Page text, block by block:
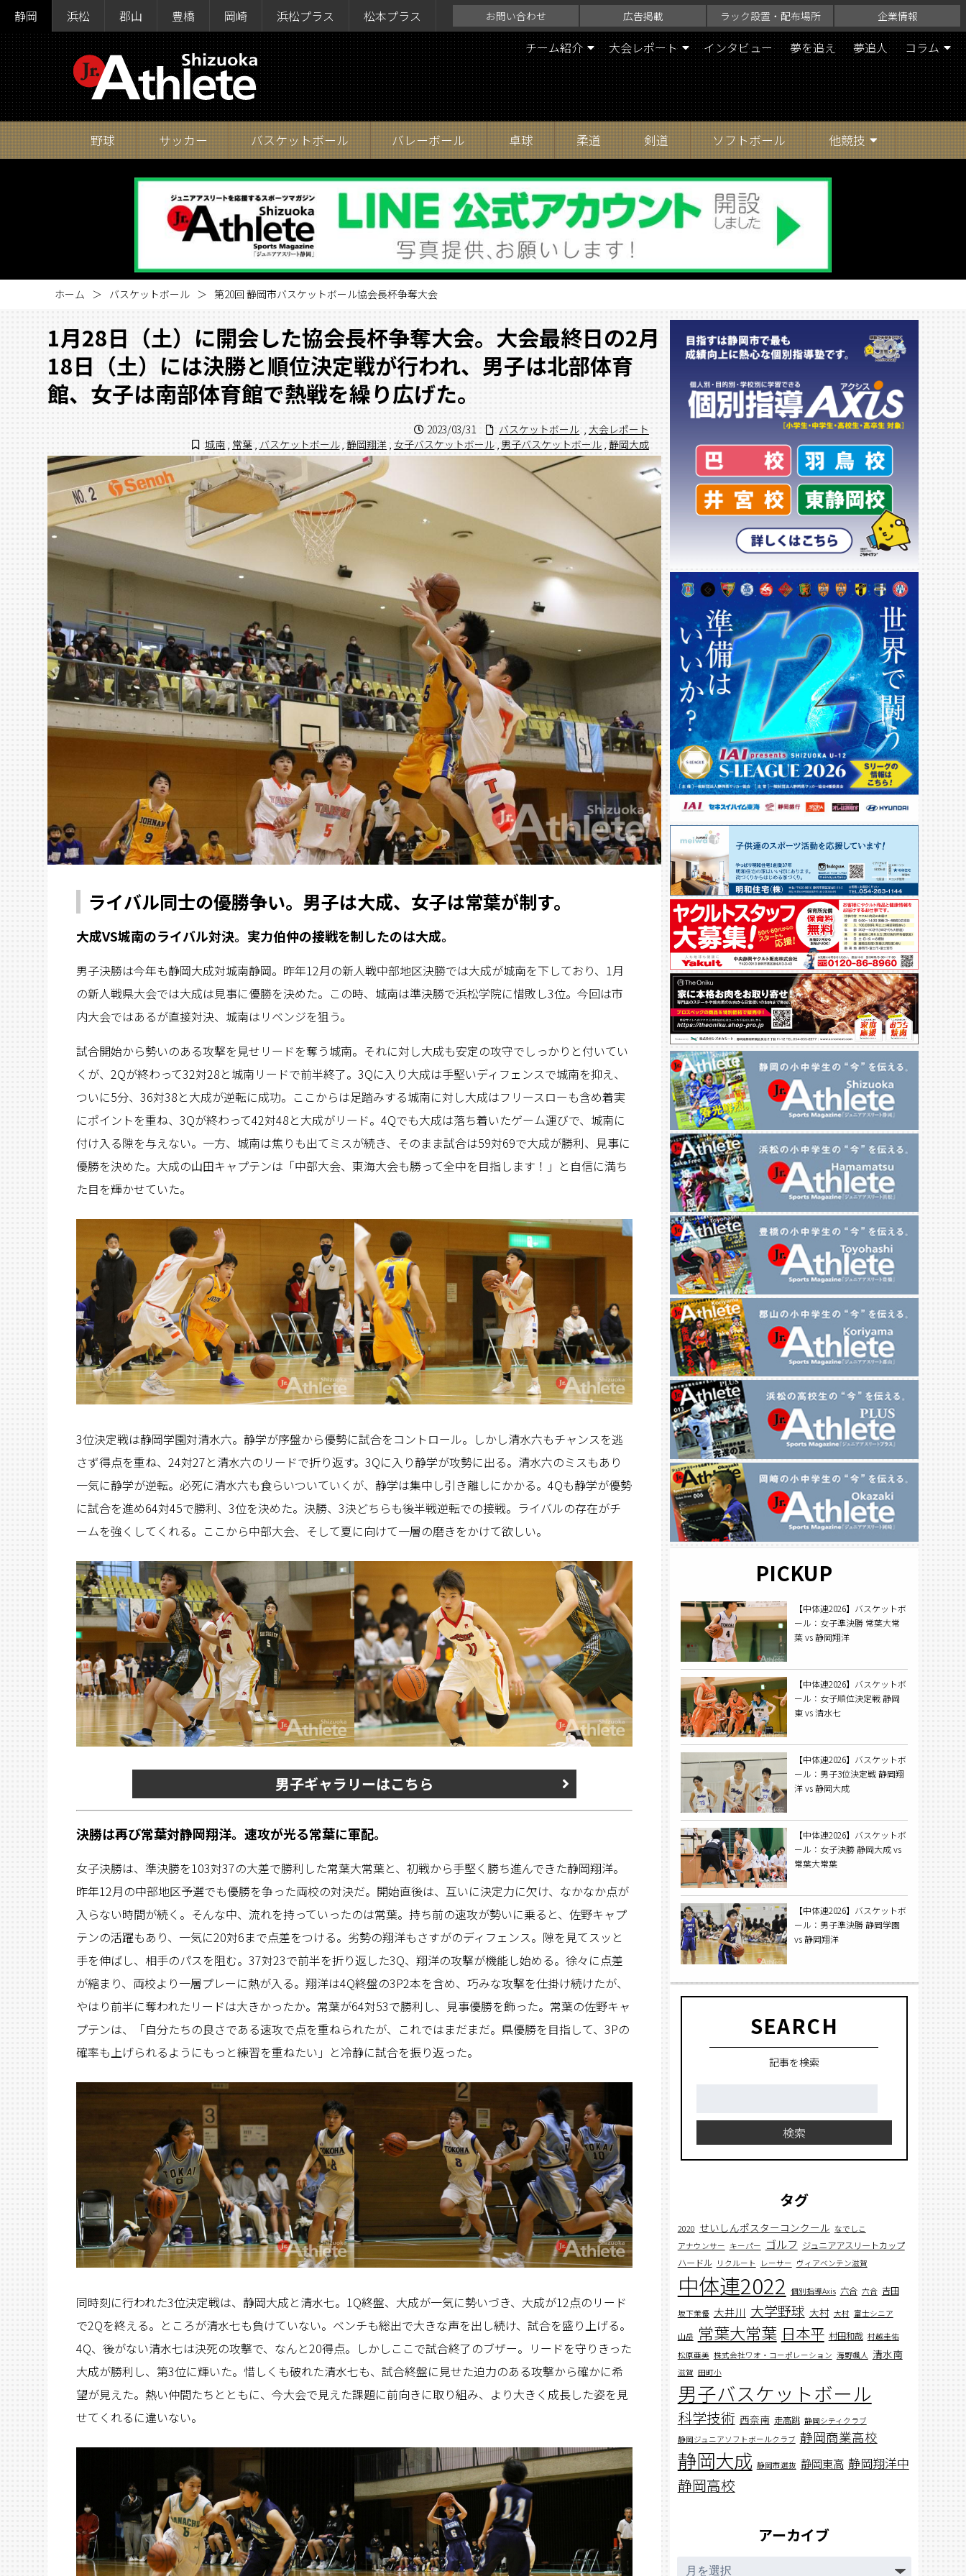
静岡 浜松 郡山 豊橋 岡崎 浜松プラス 松本プラス お問い合わせ 広告掲載 ラック設置・配布場所 企業情報
チーム紹介 大会レポート インタビュー 夢を追え 夢追人 コラム
野球 サッカー バスケットボール バレーボール 卓球 柔道 剣道 ソフトボール 他競技
ホーム バスケットボール 第20回 静岡市バスケットボール協会長杯争奪大会
1月28日（土）に開会した協会長杯争奪大会。大会最終日の2月
18日（土）には決勝と順位決定戦が行われ、男子は北部体育
館、女子は南部体育館で熱戦を繰り広げた。
2023/03/31 バスケットボール , 大会レポート
城南 , 常葉 , バスケットボール, 静岡翔洋 , 女子バスケットボール , 男子バスケットボール , 静岡大成
ライバル同士の優勝争い。男子は大成、女子は常葉が制す。
大成VS城南のライバル対決。実力伯仲の接戦を制したのは大成。
男子決勝は今年も静岡大成対城南静岡。昨年12月の新人戦中部地区決勝では大成が城南を下しており、1月
の新人戦県大会では大成は見事に優勝を決めた。この時、城南は準決勝で浜松学院に惜敗し3位。今回は市
内大会ではあるが直接対決、城南はリベンジを狙う。
試合開始から勢いのある攻撃を見せリードを奪う城南。それに対し大成も安定の攻守でしっかりと付いてい
くが、2Qが終わって32対28と城南リードで前半終了。3Qに入り大成は手堅いディフェンスで城南を抑え、
ついに5分、36対38と大成が逆転に成功。ここからは足踏みする城南に対し大成はフリースローも含め着実
にポイントを重ね、3Qが終わって42対48と大成がリード。4Qでも大成は落ち着いたゲーム運びで、城南に
付け入る隙を与えない。一方、城南は焦りも出てミスが続き、そのまま試合は59対69で大成が勝利、見事に
優勝を決めた。大成の山田キャプテンは「中部大会、東海大会も勝って全中を目指します！」と自信に満ち
た目を輝かせていた。
3位決定戦は静岡学園対清水六。静学が序盤から優勢に試合をコントロール。しかし清水六もチャンスを逃
さず得点を重ね、24対27と清水六のリードで折り返す。3Qに入り静学が攻勢に出る。清水六のミスもあり
一気に静学が逆転。必死に清水六も食らいついていくが、静学は集中し引き離しにかかる。4Qも静学が優勢
に試合を進め64対45で勝利、3位を決めた。決勝、3決どちらも後半戦逆転での接戦。ライバルの存在がチ
ームを強くしてくれる。ここから中部大会、そして夏に向けて一層の磨きをかけて欲しい。
男子ギャラリーはこちら
決勝は再び常葉対静岡翔洋。速攻が光る常葉に軍配。
女子決勝は、準決勝を103対37の大差で勝利した常葉大常葉と、初戦から手堅く勝ち進んできた静岡翔洋。
昨年12月の中部地区予選でも優勝を争った両校の対決だ。開始直後は、互いに決定力に欠け、なかなか点が
入らない時間が続く。そんな中、流れを持っていったのは常葉。持ち前の速攻が勢いに乗ると、佐野キャプ
テンの活躍もあり、一気に20対6まで点差をつける。劣勢の翔洋もさすがのディフェンス。隙を見てスッと
手を伸ばし、相手のパスを阻む。37対23で前半を折り返した3Q、翔洋の攻撃が機能し始める。徐々に点差
が縮まり、両校より一層プレーに熱が入る。翔洋は4Q終盤の3P2本を含め、巧みな攻撃を仕掛け続けたが、
やはり前半に奪われたリードは大きかったか。常葉が64対53で勝利し、見事優勝を飾った。常葉の佐野キャ
プテンは、「自分たちの良さである速攻で点を重ねられたが、これではまだまだ。県優勝を目指して、3Pの
確率も上げられるようにもっと練習を重ねたい」と冷静に試合を振り返った。
同時刻に行われた3位決定戦は、静岡大成と清水七。1Q終盤、大成が一気に勢いづき、大成が12点のリード
で2Qを終える。ところが清水七も負けていない。ベンチも総出で大きな声を出し続け、試合を盛り上げる。
4Q、後がない清水七は決死の攻撃で、なんと20得点。しかしここで試合終了のブザー。リードを守りきった
大成が勝利し、第3位に輝いた。惜しくも破れた清水七も、試合終盤に見せた迫力のある攻撃から確かに希
望が見えた。熱い仲間たちとともに、今大会で見えた課題に前向きに取り組み、より大きく成長した姿を見
せてくれるに違いない。
PICKUP
【中体連2026】バスケットボ
ール：女子準決勝 常葉大常
葉 vs 静岡翔洋
【中体連2026】バスケットボ
ール：女子順位決定戦 静岡
東 vs 清水七
【中体連2026】バスケットボ
ール：男子3位決定戦 静岡翔
洋 vs 静岡大成
【中体連2026】バスケットボ
ール：女子決勝 静岡大成 vs
常葉大常葉
【中体連2026】バスケットボ
ール：男子準決勝 静岡学園
vs 静岡翔洋
SEARCH
記事を検索
検索
タグ
2020 せいしんポスターコンクール なでしこ
アナウンサー キーパー ゴルフ ジュニアアスリートカップ
ハードル リクルート レーサー ヴィアベンテン滋賀
中体連2022 個別指導Axis 六合 六合 吉田
坂下茉優 大井川 大学野球 大村 大村 富士シニア
山岳 常葉大常葉 日本平 村田和哉 村越圭佑
松原亜美 株式会社ワオ・コーポレーション 海野颯人 清水南
滋賀 田町小
男子バスケットボール
科学技術 西奈南 走高跳 静岡シティクラブ
静岡ジュニアソフトボールクラブ 静岡商業高校
静岡大成 静岡市選抜 静岡東高 静岡翔洋中
静岡高校
アーカイブ